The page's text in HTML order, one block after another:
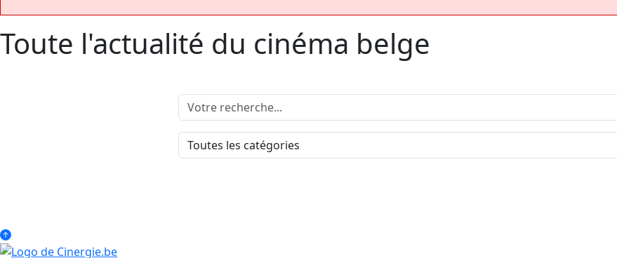
Toute l'actualité du cinéma belge